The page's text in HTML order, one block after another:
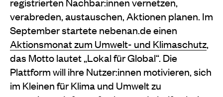
verabreden, austauschen, Aktionen planen. Im
September startete nebenan.de einen
Aktionsmonat zum Umwelt- und Klimaschutz,
das Motto lautet „Lokal für Global“. Die
Plattform will ihre Nutzer:innen motivieren, sich
im Kleinen für Klima und Umwelt zu